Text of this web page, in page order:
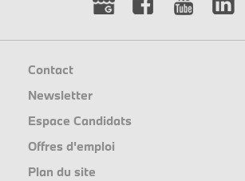
Contact
Newsletter
Espace Candidats
Offres d'emploi
Plan du site